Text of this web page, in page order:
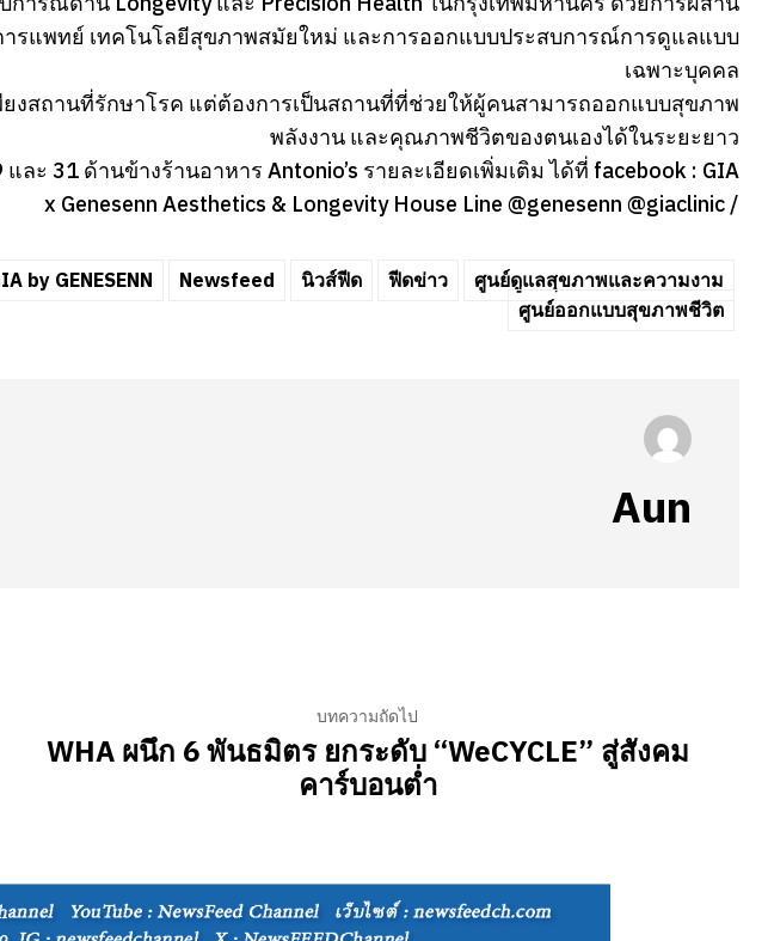
รแพทย์ เทคโนโลยีสุขภาพสมัยใหม่ และการออกแบบประสบการณ์การดูแลแบบ
เฉพาะบุคคล
พียงสถานที่รักษาโรค แต่ต้องการเป็นสถานที่ที่ช่วยให้ผู้คนสามารถออกแบบสุขภาพ
พลังงาน และคุณภาพชีวิตของตนเองได้ในระยะยาว
ละ 31 ด้านข้างร้านอาหาร Antonio’s รายละเอียดเพิ่มเติม ได้ที่ facebook : GIA
x Genesenn Aesthetics & Longevity House Line @genesenn @giaclinic /
by GENESENN Newsfeed นิวส์ฟีด ฟีดข่าว
ศูนย์ดูแลสุขภาพและความงาม
ศูนย์ออกแบบสุขภาพชีวิต
Aun
บทความถัดไป
WHA ผนึก 6 พันธมิตร ยกระดับ “WeCYCLE” สู่สังคม
คาร์บอนต่ำ